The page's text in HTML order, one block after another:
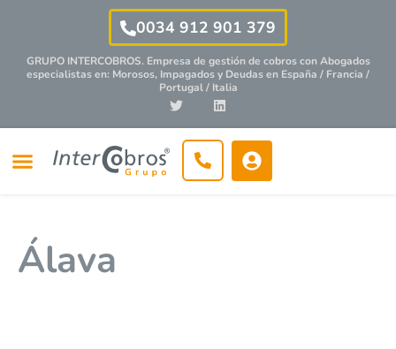
0034 912 901 379
GRUPO INTERCOBROS. Empresa de gestión de cobros conAbogados
especialistasen: Morosos, Impagados y Deudas en España / Francia /
Portugal / Italia
Álava